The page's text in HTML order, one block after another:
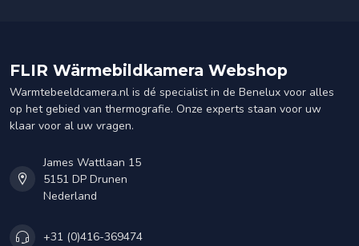
FLIR Wärmebildkamera Webshop
Warmtebeeldcamera.nl is dé specialist in de Benelux voor alles
op het gebied van thermografie. Onze experts staan voor uw
klaar voor al uw vragen.
James Wattlaan 15
5151 DP Drunen
Nederland
+31 (0)416-369474